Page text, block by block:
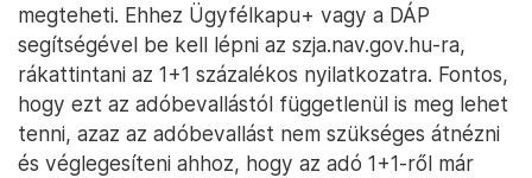
megteheti. Ehhez Ügyfélkapu+ vagy a DÁP
segítségével be kell lépni az szja.nav.gov.hu-ra,
rákattintani az 1+1 százalékos nyilatkozatra. Fontos,
hogy ezt az adóbevallástól függetlenül is meg lehet
tenni, azaz az adóbevallást nem szükséges átnézni
és véglegesíteni ahhoz, hogy az adó 1+1-ről már